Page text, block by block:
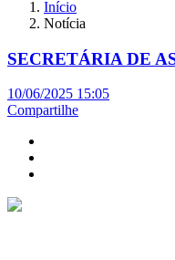
Início
Notícia
SECRETÁRIA DE
10/06/2025 15:05
Compartilhe